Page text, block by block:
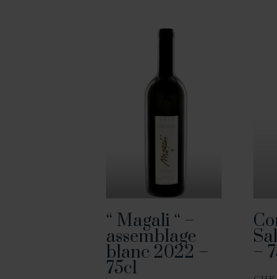
“ Magali “ –
assemblage
blanc 2022 –
75cl
–